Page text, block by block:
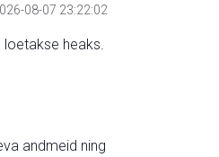
08-07 23:22:02
heaks.
andmeid ning